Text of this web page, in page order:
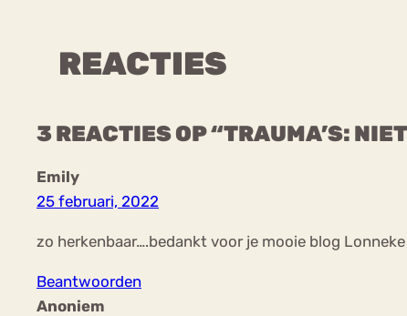
REACTIES
3 REACTIES OP “TRAUMA’S:
Emily
25 februari, 2022
zo herkenbaar….bedankt voor je mooie blog
Beantwoorden
Anoniem